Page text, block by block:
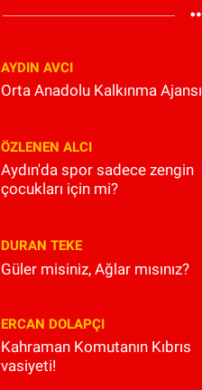
AYDIN AVCI
Orta Anadolu Kalkınma Ajansı
ÖZLENEN ALCI
Aydın'da spor sadece zengin
çocukları için mi?
DURAN TEKE
Güler misiniz, Ağlar mısınız?
ERCAN DOLAPÇI
Kahraman Komutanın Kıbrıs
vasiyeti!